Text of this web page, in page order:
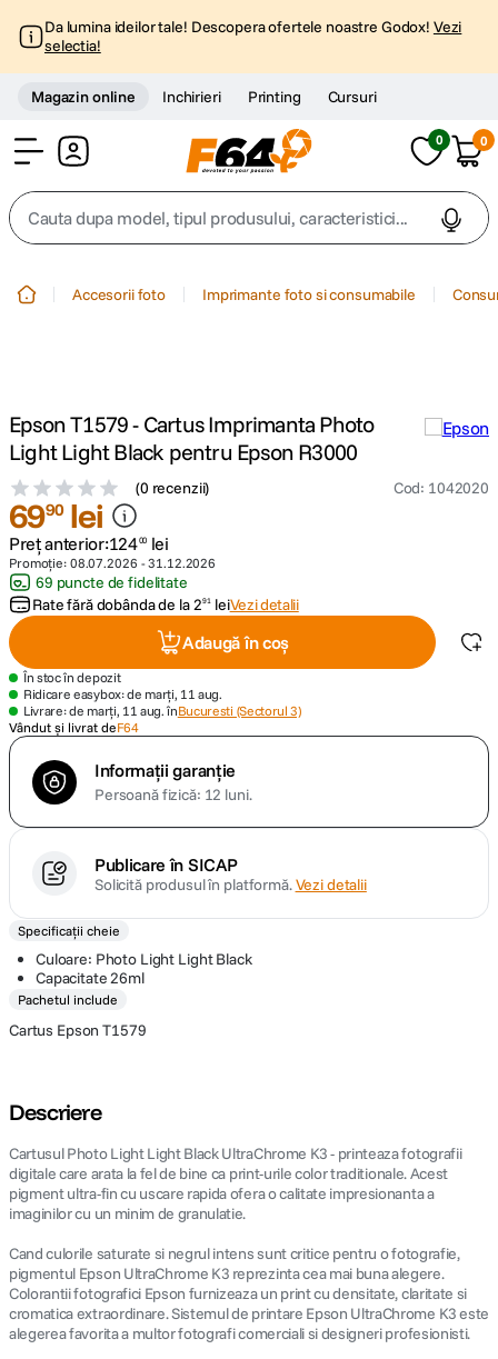
Da lumina ideilor tale! Descopera ofertele noastre Godox! Vezi
selectia!
Magazin online Inchirieri Printing Cursuri
0 0
Cauta dupa model, tipul produsului, caracteristici...
trepied telefon
4. peak design
5. canon sx740 hs
6. lavaliera
card memorie
8. ulanzi
9. insta 360
Accesorii foto Imprimante foto si consumabile
Epson T1579 - Cartus Imprimanta Photo
Light Light Black pentru Epson R3000
(0 recenzii) Cod: 1042020
6990 lei
Preț anterior:12400 lei
Promoție: 08.07.2026 -31.12.2026
69 puncte de fidelitate
Rate fără dobânda de la291 leiVezi detalii
Adaugă în coș
În stoc în depozit
Ridicare easybox: de marți, 11 aug.
Livrare: de marți, 11 aug. înBucuresti (Sectorul 3)
Vândut și livrat deF64
Informații garanție
Persoană fizică: 12 luni.
Publicare în SICAP
Solicită produsul în platformă.Vezi detalii
Specificații cheie
Culoare: Photo Light Light Black
Capacitate 26ml
Pachetul include
Cartus Epson T1579
Descriere
Cartusul Photo Light Light Black UltraChrome K3 - printeaza fotografii
digitale care arata la fel de bine ca print-urile color traditionale. Acest
pigment ultra-fin cu uscare rapida ofera o calitate impresionanta a
imaginilor cu un minim de granulatie.
Cand culorile saturate si negrul intens sunt critice pentru o fotografie,
pigmentul Epson UltraChrome K3 reprezinta cea mai buna alegere.
Colorantii fotografici Epson furnizeaza un print cu densitate, claritate si
cromatica extraordinare. Sistemul de printare Epson UltraChrome K3 este
alegerea favorita a multor fotografi comerciali si designeri profesionisti.